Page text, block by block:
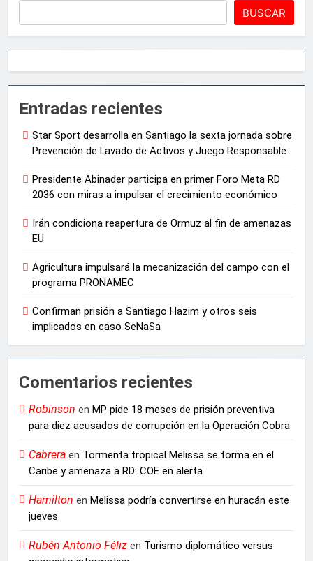
BUSCAR
Entradas recientes
Star Sport desarrolla en Santiago la sexta jornada sobre
Prevención de Lavado de Activos y Juego Responsable
Presidente Abinader participa en primer Foro Meta RD
2036 con miras a impulsar el crecimiento económico
Irán condiciona reapertura de Ormuz al fin de amenazas
EU
Agricultura impulsará la mecanización del campo con el
programa PRONAMEC
Confirman prisión a Santiago Hazim y otros seis
implicados en caso SeNaSa
Comentarios recientes
Robinson en MP pide 18 meses de prisión preventiva
para diez acusados de corrupción en la Operación Cobra
Cabrera en Tormenta tropical Melissa se forma en el
Caribe y amenaza a RD: COE en alerta
Hamilton en Melissa podría convertirse en huracán este
jueves
Rubén Antonio Féliz en Turismo diplomático versus